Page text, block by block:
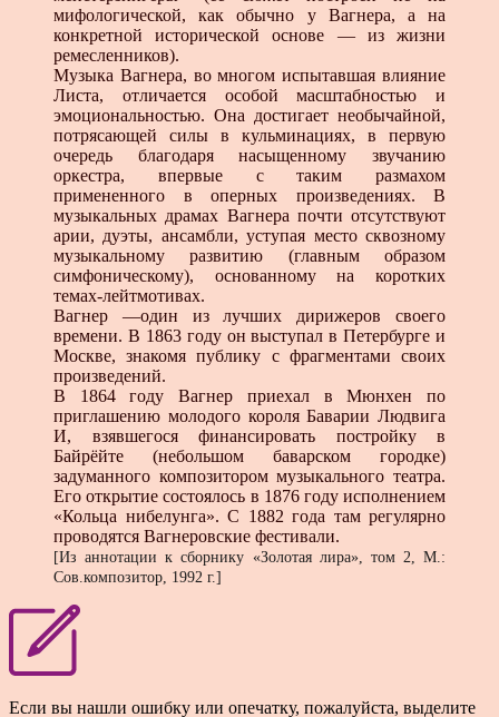
мифологической, как обычно у Вагнера, а на
конкретной исторической основе — из жизни
ремесленников).
Музыка Вагнера, во многом испытавшая влияние
Листа, отличается особой масштабностью и
эмоциональностью. Она достигает необычайной,
потрясающей силы в кульминациях, в первую
очередь благодаря насыщенному звучанию
оркестра, впервые с таким размахом
примененного в оперных произведениях. В
музыкальных драмах Вагнера почти отсутствуют
арии, дуэты, ансамбли, уступая место сквозному
музыкальному развитию (главным образом
симфоническому), основанному на коротких
темах-лейтмотивах.
Вагнер —один из лучших дирижеров своего
времени. В 1863 году он выступал в Петербурге и
Москве, знакомя публику с фрагментами своих
произведений.
В 1864 году Вагнер приехал в Мюнхен по
приглашению молодого короля Баварии Людвига
И, взявшегося финансировать постройку в
Байрёйте (небольшом баварском городке)
задуманного композитором музыкального театра.
Его открытие состоялось в 1876 году исполнением
«Кольца нибелунга». С 1882 года там регулярно
проводятся Вагнеровские фестивали.
[Из аннотации к сборнику «Золотая лира», том 2, М.:
Сов.композитор, 1992 г.]
Если вы нашли ошибку или опечатку, пожалуйста, выделите